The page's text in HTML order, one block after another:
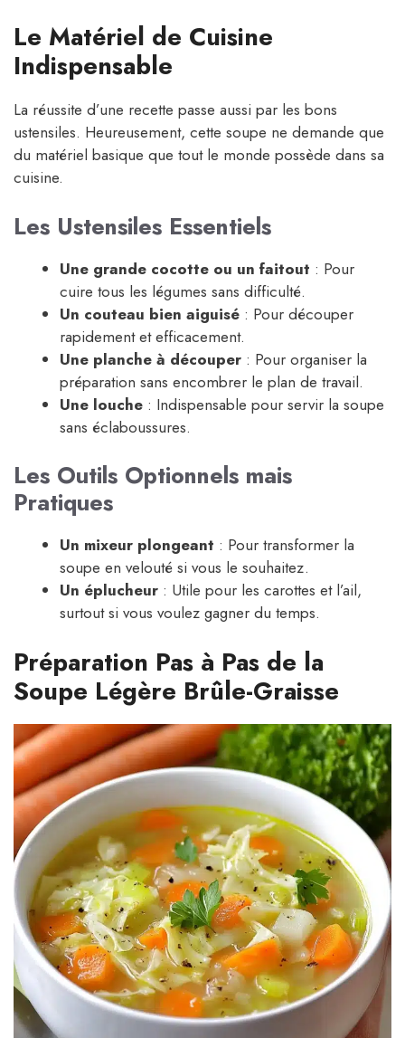
Le Matériel de Cuisine
Indispensable
La réussite d’une recette passe aussi par les bons
ustensiles. Heureusement, cette soupe ne demande que
du matériel basique que tout le monde possède dans sa
cuisine.
Les Ustensiles Essentiels
Une grande cocotte ou un faitout : Pour
cuire tous les légumes sans difficulté.
Un couteau bien aiguisé : Pour découper
rapidement et efficacement.
Une planche à découper : Pour organiser la
préparation sans encombrer le plan de travail.
Une louche : Indispensable pour servir la soupe
sans éclaboussures.
Les Outils Optionnels mais
Pratiques
Un mixeur plongeant : Pour transformer la
soupe en velouté si vous le souhaitez.
Un éplucheur : Utile pour les carottes et l’ail,
surtout si vous voulez gagner du temps.
Préparation Pas à Pas de la
Soupe Légère Brûle-Graisse